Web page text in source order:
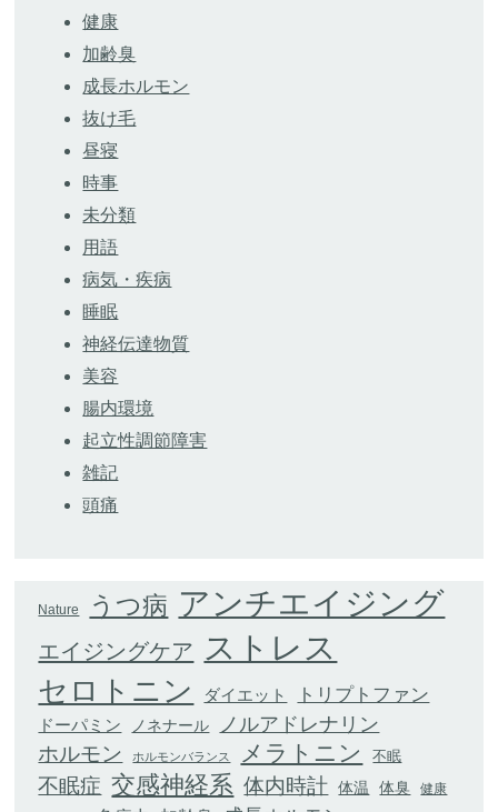
健康
加齢臭
成長ホルモン
抜け毛
昼寝
時事
未分類
用語
病気・疾病
睡眠
神経伝達物質
美容
腸内環境
起立性調節障害
雑記
頭痛
Nature うつ病 アンチエイジング
エイジングケア ストレス
セロトニン ダイエット トリプトファン
ドーパミン ノネナール ノルアドレナリン
ホルモン ホルモンバランス メラトニン 不眠
不眠症 交感神経系 体内時計 体温 体臭 健康